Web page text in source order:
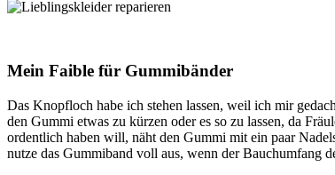
Mein Faible für Gummibänder
Das Knopfloch habe ich stehen lassen, weil ich mir
den Gummi etwas zu kürzen oder es so zu lassen, da
ordentlich haben will, näht den Gummi mit ein paar
nutze das Gummiband voll aus, wenn der Bauchumfang